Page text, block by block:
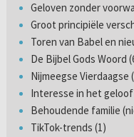
Geloven zonder
Groot principiële
Toren van Babel en
De Bijbel Gods Woord
Nijmeegse Vierdaagse
Interesse in het geloof
Behoudende familie
TikTok-trends (1)